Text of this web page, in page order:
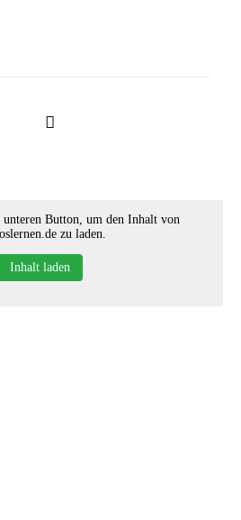
Button, um den Inhalt von
zu laden.
Inhalt laden